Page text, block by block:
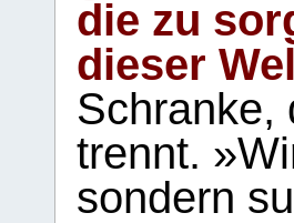
die zu
dieser
Schranke,
trennt.
sondern